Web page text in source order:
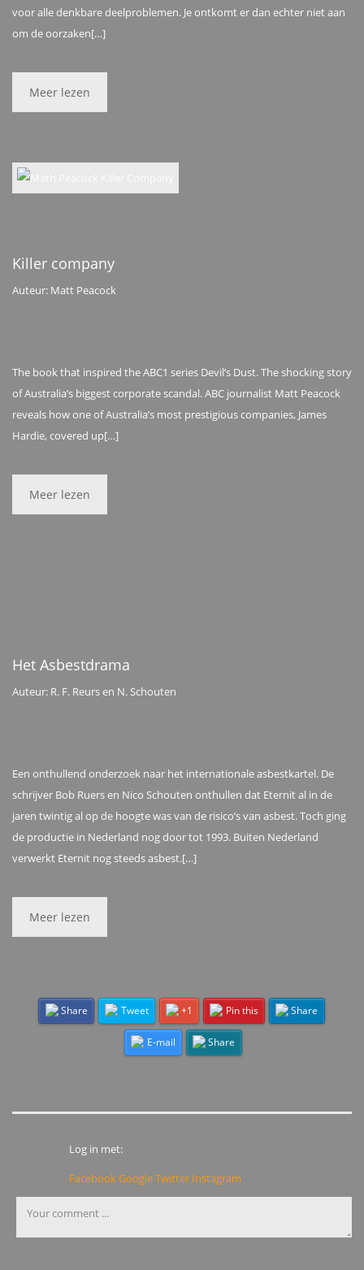
voor alle denkbare deelproblemen. Je ontkomt er dan echter niet aan
om de oorzaken[…]
Meer lezen
Killer company
Auteur: Matt Peacock
The book that inspired the ABC1 series Devil’s Dust. The shocking story
of Australia’s biggest corporate scandal. ABC journalist Matt Peacock
reveals how one of Australia’s most prestigious companies, James
Hardie, covered up[…]
Meer lezen
Het Asbestdrama
Auteur: R. F. Reurs en N. Schouten
Een onthullend onderzoek naar het internationale asbestkartel. De
schrijver Bob Ruers en Nico Schouten onthullen dat Eternit al in de
jaren twintig al op de hoogte was van de risico’s van asbest. Toch ging
de productie in Nederland nog door tot 1993. Buiten Nederland
verwerkt Eternit nog steeds asbest.[…]
Meer lezen
Share Tweet +1 Pin this Share
E-mail Share
Log in met:
Facebook GoogleTwitter Instagram